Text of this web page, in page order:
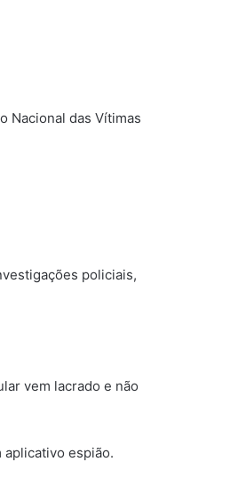
Nacional das Vítimas
policiais,
vem lacrado e não
espião.